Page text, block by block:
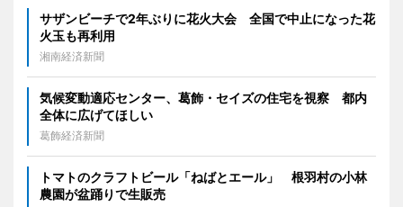
サザンビーチで2年ぶりに花火大会 全国で中止になった花
火玉も再利用
湘南経済新聞
気候変動適応センター、葛飾・セイズの住宅を視察 都内
全体に広げてほしい
葛飾経済新聞
トマトのクラフトビール「ねばとエール」 根羽村の小林
農園が盆踊りで生販売